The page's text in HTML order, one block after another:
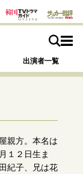
出演者一覧
親方。本名は
１２日生ま
紀子、兄は花